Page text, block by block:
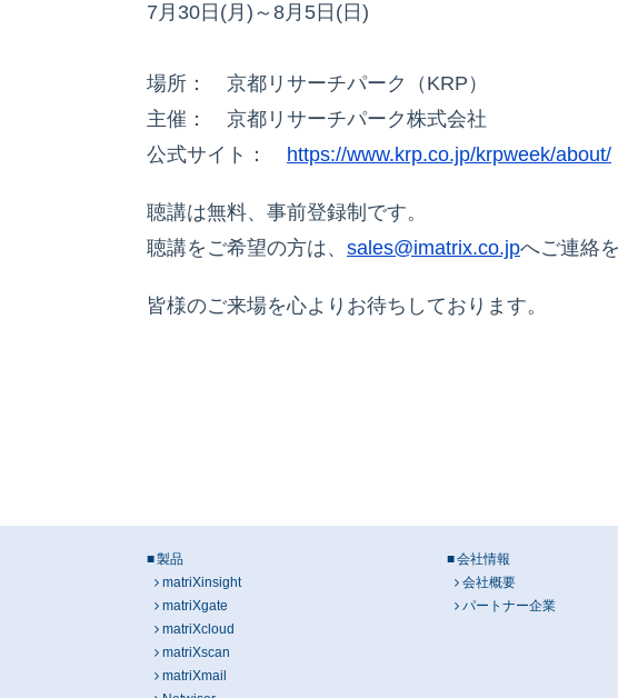
7月30日(月)～8月5日(日)
場所： 京都リサーチパーク（KRP）
主催： 京都リサーチパーク株式会社
公式サイト： https://www.krp.co.jp/krpweek/about/
聴講は無料、事前登録制です。
聴講をご希望の方は、 sales@imatrix.co.jpへご連絡
皆様のご来場を心よりお待ちしております。
製品
matriXinsight
matriXgate
matriXcloud
matriXscan
matriXmail
会社情報
会社概要
パートナー企業